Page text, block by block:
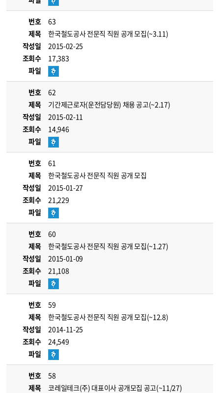
번호
63
제목
한국철도공사 전문직 직원 공개 모집(~3.11)
작성일
2015-02-25
조회수
17,383
파일
번호
62
제목
기간제근로자(운전담당원) 채용 공고(~2.17)
작성일
2015-02-11
조회수
14,946
파일
번호
61
제목
한국철도공사 전문직 직원 공개 모집
작성일
2015-01-27
조회수
21,229
파일
번호
60
제목
한국철도공사 전문직 직원 공개 모집(~1.27)
작성일
2015-01-09
조회수
21,108
파일
번호
59
제목
한국철도공사 전문직 직원 공개 모집(~12.8)
작성일
2014-11-25
조회수
24,549
파일
번호
58
제목
코레일테크(주) 대표이사 공개모집 공고(~11/27)